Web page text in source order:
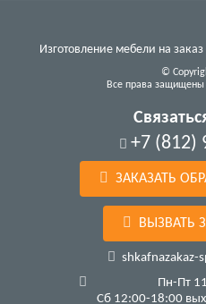
Изготовление мебели на
©
Все права защищены
+7 (812)
ЗАКАЗАТЬ
ВЫЗВАТЬ
shkafnazakaz-
Пн-Пт
Сб 12:00-18:00